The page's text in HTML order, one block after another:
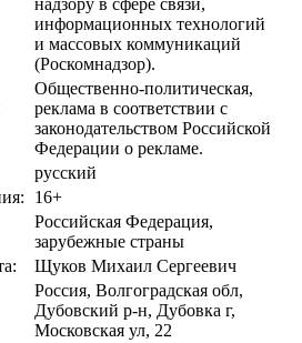
информационных технологий
и массовых коммуникаций
(Роскомнадзор).
Общественно-политическая,
реклама в соответствии с
законодательством Российской
Федерации о рекламе.
русский
16+
Российская Федерация,
зарубежные страны
Щуков Михаил Сергеевич
Россия, Волгоградская обл,
Дубовский р-н, Дубовка г,
Московская ул, 22